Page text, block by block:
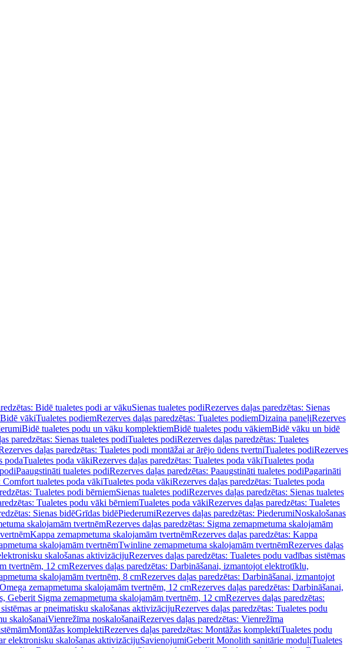
Bidē tualetes podi ar vākuSienas tualetes podiRezerves daļas paredzētas: Sienas
vākiTualetes podiemRezerves daļas paredzētas: Tualetes podiemDizaina paneļiRezerves
Bidē tualetes podu un vāku komplektiemBidē tualetes podu vākiemBidē vāku un bidē
paredzētas: Sienas tualetes podiTualetes podiRezerves daļas paredzētas: Tualetes
daļas paredzētas: Tualetes podi montāžai ar ārējo ūdens tvertniTualetes podiRezerves
podaTualetes poda vākiRezerves daļas paredzētas: Tualetes poda vākiTualetes poda
Paaugstināti tualetes podiRezerves daļas paredzētas: Paaugstināti tualetes podiPagarināti
Comfort tualetes poda vākiTualetes poda vākiRezerves daļas paredzētas: Tualetes poda
Tualetes podi bērniemSienas tualetes podiRezerves daļas paredzētas: Sienas tualetes
Tualetes podu vāki bērniemTualetes poda vākiRezerves daļas paredzētas: Tualetes
Sienas bidēGrīdas bidēPiederumiRezerves daļas paredzētas: PiederumiNoskalošanas
skalojamām tvertnēmRezerves daļas paredzētas: Sigma zemapmetuma skalojamām
Kappa zemapmetuma skalojamām tvertnēmRezerves daļas paredzētas: Kappa
skalojamām tvertnēmTwinline zemapmetuma skalojamām tvertnēmRezerves daļas
skalošanas aktivizācijuRezerves daļas paredzētas: Tualetes podu vadības sistēmas
tvertnēm, 12 cmRezerves daļas paredzētas: Darbināšanai, izmantojot elektrotīklu,
skalojamām tvertnēm, 8 cmRezerves daļas paredzētas: Darbināšanai, izmantojot
zemapmetuma skalojamām tvertnēm, 12 cmRezerves daļas paredzētas: Darbināšanai,
Geberit Sigma zemapmetuma skalojamām tvertnēm, 12 cmRezerves daļas paredzētas:
ar pneimatisku skalošanas aktivizācijuRezerves daļas paredzētas: Tualetes podu
skalošanaiVienrežīma noskalošanaiRezerves daļas paredzētas: Vienrežīma
Montāžas komplektiRezerves daļas paredzētas: Montāžas komplektiTualetes podu
elektronisku skalošanas aktivizācijuSavienojumiGeberit Monolith sanitārie moduļiTualetes